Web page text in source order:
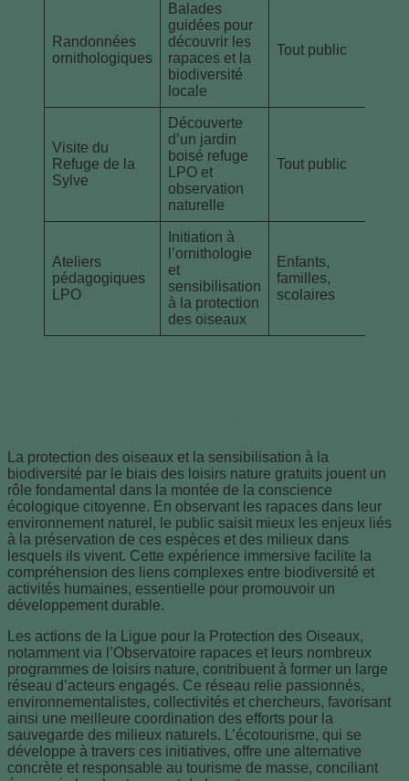
Randonnées
ornithologiques
Balades
guidées pour
découvrir les
rapaces et la
biodiversité
locale
Tout public
Visite du
Refuge de la
Sylve
Découverte
d’un jardin
boisé refuge
LPO et
observation
naturelle
Tout public
Ateliers
pédagogiques
LPO
Initiation à
l’ornithologie
et
sensibilisation
à la protection
des oiseaux
Enfants,
familles,
scolaires
La protection des oiseaux et la sensibilisation à la
biodiversité par le biais des loisirs nature gratuits jouent un
rôle fondamental dans la montée de la conscience
écologique citoyenne. En observant les rapaces dans leur
environnement naturel, le public saisit mieux les enjeux liés
à la préservation de ces espèces et des milieux dans
lesquels ils vivent. Cette expérience immersive facilite la
compréhension des liens complexes entre biodiversité et
activités humaines, essentielle pour promouvoir un
développement durable.
Les actions de la Ligue pour la Protection des Oiseaux,
notamment via l’Observatoire rapaces et leurs nombreux
programmes de loisirs nature, contribuent à former un large
réseau d’acteurs engagés. Ce réseau relie passionnés,
environnementalistes, collectivités et chercheurs, favorisant
ainsi une meilleure coordination des efforts pour la
sauvegarde des milieux naturels. L’écotourisme, qui se
développe à travers ces initiatives, offre une alternative
concrète et responsable au tourisme de masse, conciliant